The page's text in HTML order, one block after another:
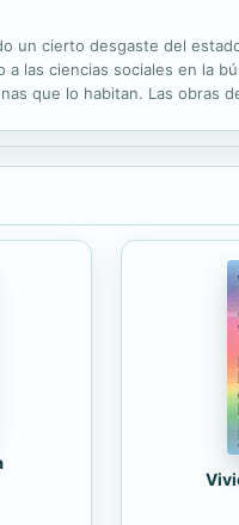
un cierto desgaste del
las ciencias sociales en la
que lo habitan. Las obras